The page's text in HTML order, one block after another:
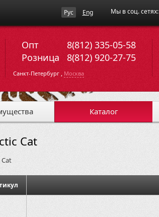
Рус Eng Мы в соц. сетях:
Опт
8(812) 335-05-58
Розница
8(812) 920-27-75
Санкт-Петербург , Москва
Каталог
Cat